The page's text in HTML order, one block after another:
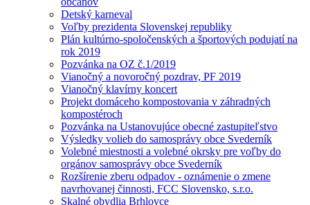
Detský karneval
Voľby prezidenta Slovenskej republiky
Plán kultúrno-spoločenských a športových podujatí na
rok 2019
Pozvánka na OZ č.1/2019
Vianočný a novoročný pozdrav, PF 2019
Vianočný klavírny koncert
Projekt domáceho kompostovania v záhradných
kompostéroch
Pozvánka na Ustanovujúce obecné zastupiteľstvo
Výsledky volieb do samosprávy obce Svederník
Volebné miestnosti a volebné okrsky pre voľby do
orgánov samosprávy obce Svederník
Rozšírenie zberu odpadov - oznámenie o zmene
navrhovanej činnosti, FCC Slovensko, s.r.o.
Skalné obydlia Brhlovce